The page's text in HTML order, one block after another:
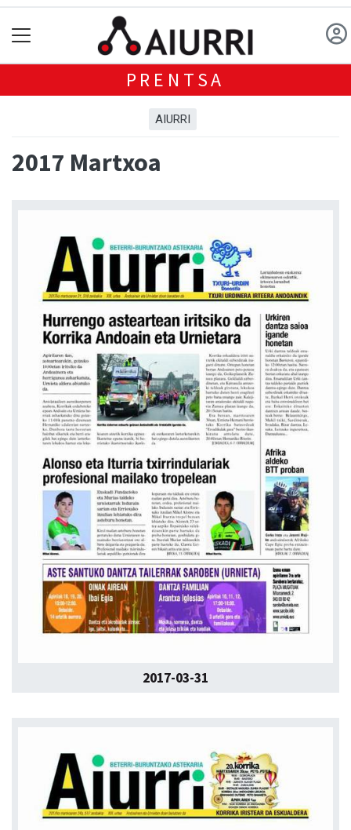
PRENTSA
AIURRI
2017 Martxoa
2017-03-31